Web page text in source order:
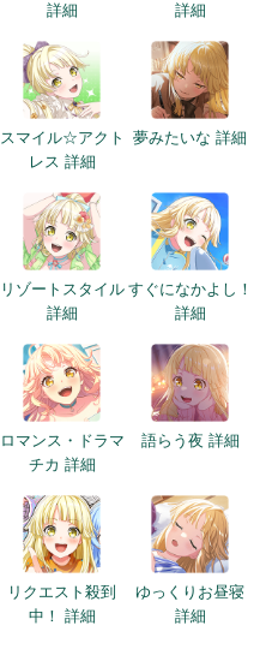
詳細
詳細
スマイル☆アクト
レス 詳細
夢みたいな 詳細
リゾートスタイル
詳細
すぐになかよし！
詳細
ロマンス・ドラマ
チカ 詳細
語らう夜 詳細
リクエスト殺到
中！ 詳細
ゆっくりお昼寝
詳細